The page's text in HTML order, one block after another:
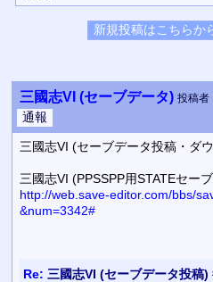
三國志VI (セーブデータ) 投稿者
三國志VI (セーブデータ投稿・ダ
三國志VI (PPSSPP用STATEセー
http://web.save-editor.com/bbs/
&num=3342#
Re: 三國志VI (セーブデータ投稿)